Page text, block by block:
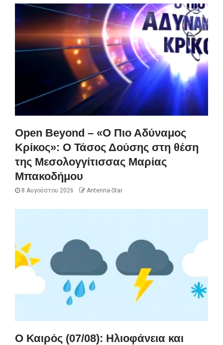
Open Beyond – «Ο Πιο Αδύναμος
Κρίκος»: Ο Τάσος Δούσης στη θέση
της Μεσολογγίτισσας Μαρίας
Μπακοδήμου
8 Αυγούστου 2026 Antenna-Star
Ο Καιρός (07/08): Ηλιοφάνεια και